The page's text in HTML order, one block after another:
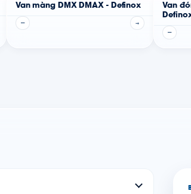
Van màng DMX DMAX - Definox
— →
Van
—